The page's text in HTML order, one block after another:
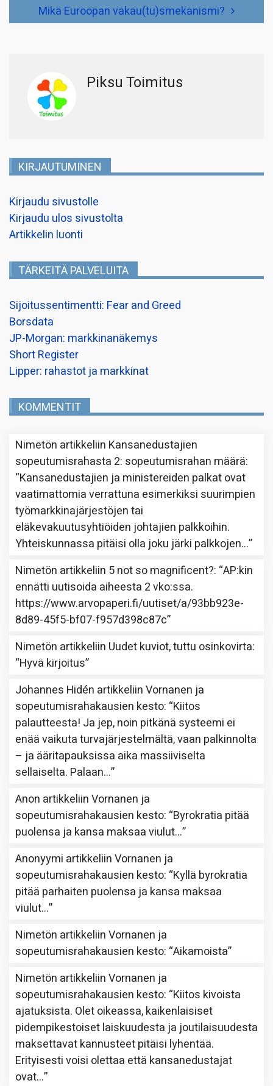
Mikä Euroopan vakau(tu)smekanismi?
Piksu Toimitus
KIRJAUTUMINEN
Kirjaudu sivustolle
Kirjaudu ulos sivustolta
Artikkelin luonti
TÄRKEITÄ PALVELUITA
Sijoitussentimentti: Fear and Greed
Borsdata
JP-Morgan: markkinanäkemys
Short Register
Lipper: rahastot ja markkinat
KOMMENTIT
Nimetön artikkeliin Kansanedustajien
sopeutumisrahasta 2: sopeutumisrahan määrä:
“Kansanedustajien ja ministereiden palkat ovat
vaatimattomia verrattuna esimerkiksi suurimpien
työmarkkinajärjestöjen tai
eläkevakuutusyhtiöiden johtajien palkkoihin.
Yhteiskunnassa pitäisi olla joku järki palkkojen…”
Nimetön artikkeliin 5 not so magnificent?: “AP:kin
ennätti uutisoida aiheesta 2 vko:ssa.
https://www.arvopaperi.fi/uutiset/a/93bb923e-
8d89-45f5-bf07-f957d398c87c”
Nimetön artikkeliin Uudet kuviot, tuttu osinkovirta:
“Hyvä kirjoitus”
Johannes Hidén artikkeliinVornanen ja
sopeutumisrahakausien kesto: “Kiitos
palautteesta! Ja jep, noin pitkänä systeemi ei
enää vaikuta turvajärjestelmältä, vaan palkinnolta
– ja ääritapauksissa aika massiiviselta
sellaiselta. Palaan…”
Anon artikkeliinVornanen ja
sopeutumisrahakausien kesto: “Byrokratia pitää
puolensa ja kansa maksaa viulut…”
Anonyymi artikkeliinVornanen ja
sopeutumisrahakausien kesto: “Kyllä byrokratia
pitää parhaiten puolensa ja kansa maksaa
viulut…”
Nimetön artikkeliinVornanen ja
sopeutumisrahakausien kesto: “Aikamoista”
Nimetön artikkeliinVornanen ja
sopeutumisrahakausien kesto: “Kiitos kivoista
ajatuksista. Olet oikeassa, kaikenlaisiset
pidempikestoiset laiskuudesta ja joutilaisuudesta
maksettavat kannusteet pitäisi lyhentää.
Erityisesti voisi olettaa että kansanedustajat
ovat…”